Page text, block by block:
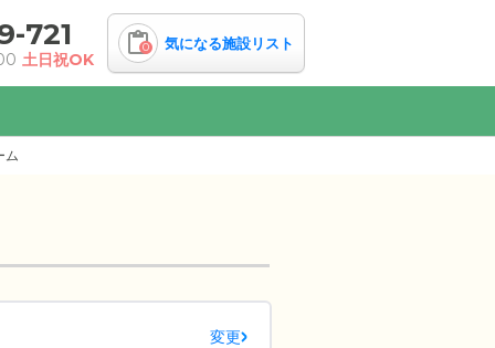
721
土日祝OK
0 気になる施設リスト
ム
変更